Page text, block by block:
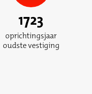
1723
oprichtingsjaar
oudste vestiging